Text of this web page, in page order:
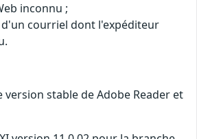
inconnu ;
courriel dont l'expéditeur
stable de Adobe Reader et